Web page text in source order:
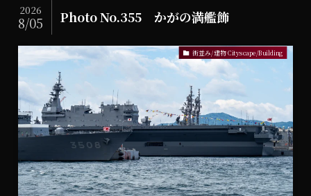
Photo No.355 かがの満艦飾
2026
8/05
街並み/建物 Cityscape/Building